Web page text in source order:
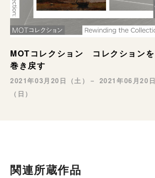
MOTコレクション コレクションを
巻き戻す
2021年03月20日（土）－ 2021年06月20日
（日）
関連所蔵作品